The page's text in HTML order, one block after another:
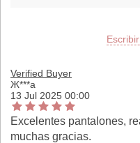
Verified Buyer
Ж***а
13 Jul 2025 00:00
Excelentes pantalones,
muchas gracias.